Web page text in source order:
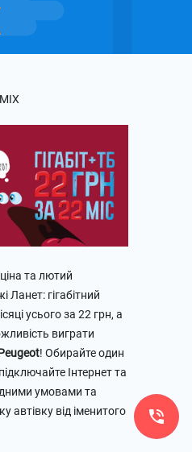
та лютий
Ланет: гігабітний
усього за 22 грн, а
виграти
! Обирайте один
Інтернет та
умовами та
автівку від іменитого